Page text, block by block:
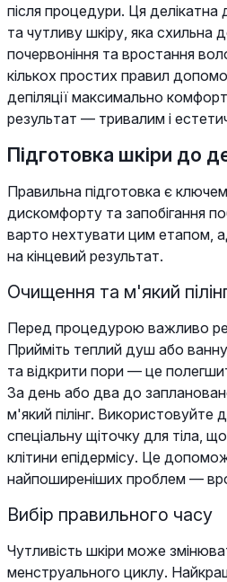
після процедури. Ця делікатна
та чутливу шкіру, яка схильна
почервоніння та вростання
кількох простих правил
депіляції максимально
результат — тривалим і
Підготовка шкіри до
Правильна підготовка є ключем
дискомфорту та запобігання
варто нехтувати цим етапом,
на кінцевий результат.
Очищення та м'який
Перед процедурою важливо
Прийміть теплий душ або
та відкрити пори — це
За день або два до
м'який пілінг. Використовуйте
спеціальну щіточку для тіла,
клітини епідермісу. Це
найпоширеніших проблем —
Вибір правильного часу
Чутливість шкіри може
менструального циклу.